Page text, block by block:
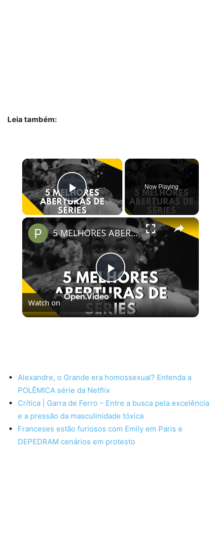
Leia também:
×
Play Video
Now Playing
×
Play
Video
5 MELHORES ABERTURAS DE SÉRIES | Pipocas Tv #13
Watch on
Alexandre, o Grande era homossexual? Entenda a
POLÊMICA série da Netflix
Crítica | Garra de Ferro – Entre a busca pela excelência
e a pressão da masculinidade tóxica
Franceses estão furiosos com Emily em Paris e
DEPEDRAM cenários em protesto